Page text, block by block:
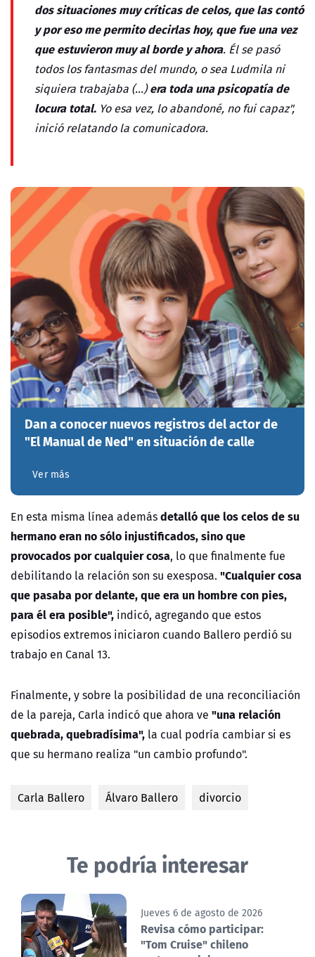
dos situaciones muy críticas de celos, que las contó
y por eso me permito decirlas hoy, que fue una vez
que estuvieron muy al borde y ahora. Él se pasó
todos los fantasmas del mundo, o sea Ludmila ni
siquiera trabajaba (...)era toda una psicopatía de
locura total. Yo esa vez, lo abandoné, no fui capaz",
inició relatando la comunicadora.
Dan a conocer nuevos registros del actor de
"El Manual de Ned" en situación de calle
Ver más
En esta misma línea ademásdetalló que los celos de su
hermano eran no sólo injustificados, sino que
provocados por cualquier cosa, lo que finalmente fue
debilitando la relación son su exesposa. "Cualquier cosa
que pasaba por delante, que era un hombre con pies,
para él era posible", indicó, agregando que estos
episodios extremos iniciaron cuando Ballero perdió su
trabajo en Canal 13.
Finalmente, y sobre la posibilidad de una reconciliación
de la pareja, Carla indicó que ahora ve "una relación
quebrada, quebradísima", la cual podría cambiar si es
que su hermano realiza "un cambio profundo".
Carla Ballero Álvaro Ballero divorcio
Te podría interesar
Jueves 6 de agosto de 2026
Revisa cómo participar:
"Tom Cruise" chileno